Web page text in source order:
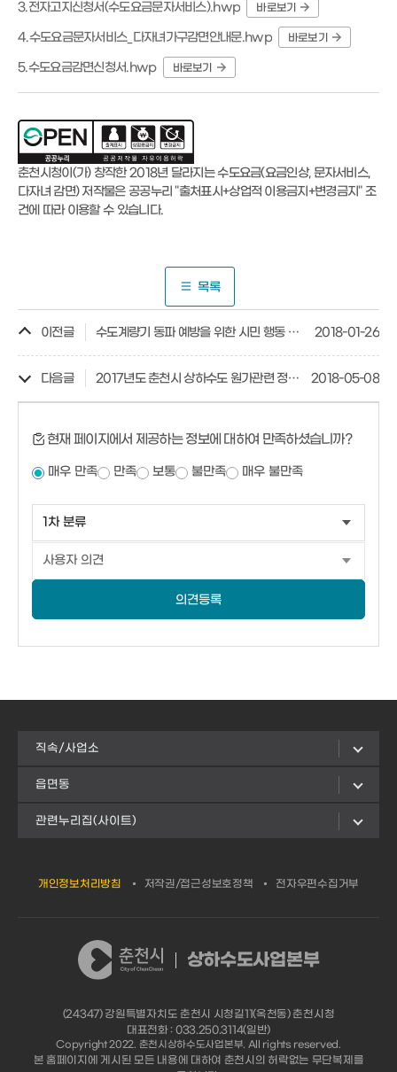
3.전자고지신청서(수도요금문자서비스).hwp 바로보기
4.수도요금문자서비스_다자녀가구감면안내문.hwp 바로보기
5.수도요금감면신청서.hwp 바로보기
춘천시청이(가) 창작한2018년 달라지는 수도요금(요금인상, 문자서비스,
다자녀 감면)저작물은 공공누리"출처표시+상업적 이용금지+변경금지"조
건에 따라 이용할 수 있습니다.
목록
이전글 수도계량기 동파 예방을 위한 시민 행동 요령 2018-01-26
다음글 2017년도 춘천시 상하수도 원가관련 정보공개 2018-05-08
현재 페이지에서 제공하는 정보에 대하여 만족하셨습니까?
매우 만족 만족 보통 불만족 매우 불만족
의견등록
직속/사업소
읍면동
관련누리집(사이트)
개인정보처리방침 저작권/접근성보호정책 전자우편수집거부
상하수도사업본부
(24347) 강원특별자치도 춘천시 시청길11(옥천동) 춘천시청
대표전화 : 033.250.3114(일반)
Copyright 2022. 춘천시상하수도사업본부. All rights reserved.
본 홈페이지에 게시된 모든 내용에 대하여 춘천시의 허락없는 무단복제를